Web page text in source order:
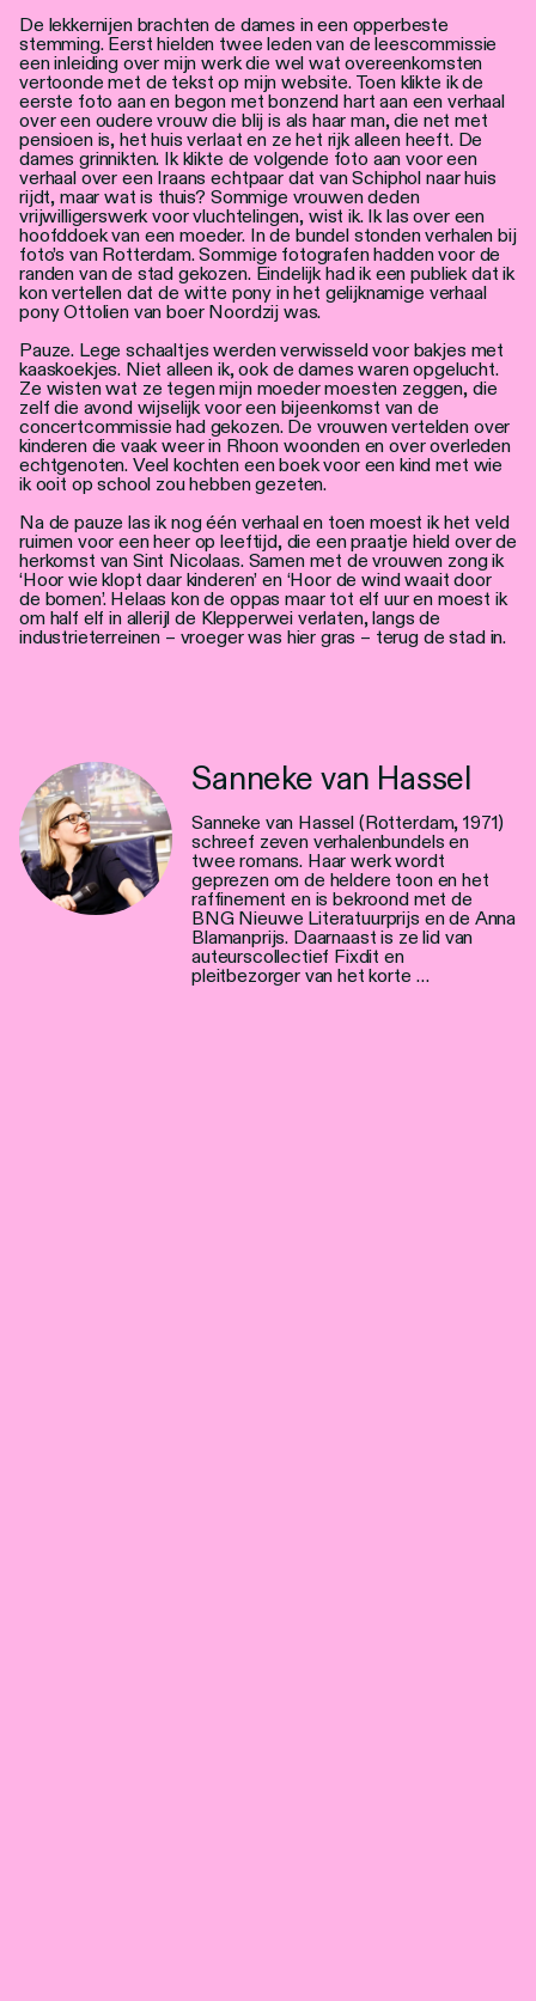
De lekkernijen brachten de dames in een opperbeste
stemming. Eerst hielden twee leden van de leescommissie
een inleiding over mijn werk die wel wat overeenkomsten
vertoonde met de tekst op mijn website. Toen klikte ik de
eerste foto aan en begon met bonzend hart aan een verhaal
over een oudere vrouw die blij is als haar man, die net met
pensioen is, het huis verlaat en ze het rijk alleen heeft. De
dames grinnikten. Ik klikte de volgende foto aan voor een
verhaal over een Iraans echtpaar dat van Schiphol naar huis
rijdt, maar wat is thuis? Sommige vrouwen deden
vrijwilligerswerk voor vluchtelingen, wist ik. Ik las over een
hoofddoek van een moeder. In de bundel stonden verhalen bij
foto’s van Rotterdam. Sommige fotografen hadden voor de
randen van de stad gekozen. Eindelijk had ik een publiek dat ik
kon vertellen dat de witte pony in het gelijknamige verhaal
pony Ottolien van boer Noordzij was.
Pauze. Lege schaaltjes werden verwisseld voor bakjes met
kaaskoekjes. Niet alleen ik, ook de dames waren opgelucht.
Ze wisten wat ze tegen mijn moeder moesten zeggen, die
zelf die avond wijselijk voor een bijeenkomst van de
concertcommissie had gekozen. De vrouwen vertelden over
kinderen die vaak weer in Rhoon woonden en over overleden
echtgenoten. Veel kochten een boek voor een kind met wie
ik ooit op school zou hebben gezeten.
Na de pauze las ik nog één verhaal en toen moest ik het veld
ruimen voor een heer op leeftijd, die een praatje hield over de
herkomst van Sint Nicolaas. Samen met de vrouwen zong ik
‘Hoor wie klopt daar kinderen’ en ‘Hoor de wind waait door
de bomen’. Helaas kon de oppas maar tot elf uur en moest ik
om half elf in allerijl de Klepperwei verlaten, langs de
industrieterreinen – vroeger was hier gras – terug de stad in.
Sanneke van Hassel
Sanneke van Hassel (Rotterdam, 1971)
schreef zeven verhalenbundels en
twee romans. Haar werk wordt
geprezen om de heldere toon en het
raffinement en is bekroond met de
BNG Nieuwe Literatuurprijs en de Anna
Blamanprijs. Daarnaast is ze lid van
auteurscollectief Fixdit en
pleitbezorger van het korte …